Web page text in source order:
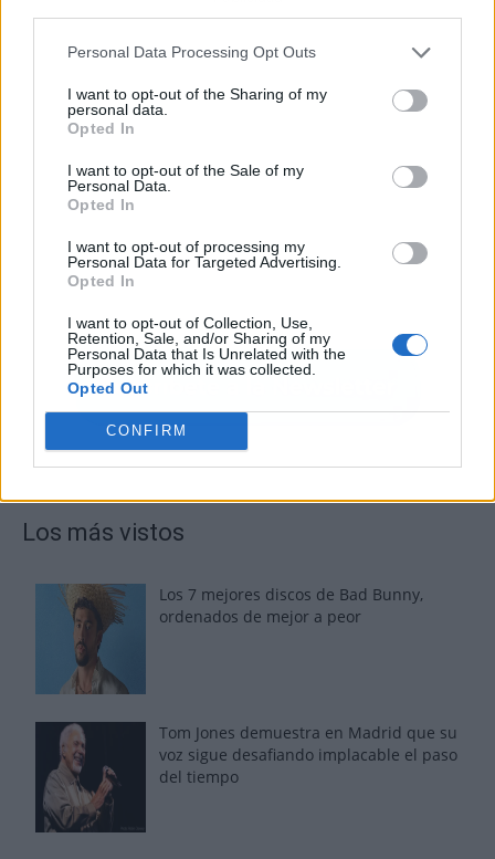
Personal Data Processing Opt Outs
I want to opt-out of the Sharing of my
personal data.
Opted In
I want to opt-out of the Sale of my
Personal Data.
Opted In
I want to opt-out of processing my
Personal Data for Targeted Advertising.
Opted In
I want to opt-out of Collection, Use,
Retention, Sale, and/or Sharing of my
Personal Data that Is Unrelated with the
Purposes for which it was collected.
Opted Out
CONFIRM
Los más vistos
Los 7 mejores discos de Bad Bunny,
ordenados de mejor a peor
Tom Jones demuestra en Madrid que su
voz sigue desafiando implacable el paso
del tiempo